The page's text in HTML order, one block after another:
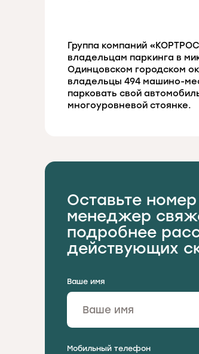
Группа компаний
владельцам паркинга в
Одинцовском городском
владельцы 494 машино-
парковать свой
многоуровневой стоянке.
Оставьте
менеджер
подробнее
действующих
Ваше имя
Мобильный телефон